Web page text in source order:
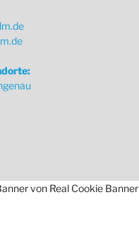
von Real Cookie Banner